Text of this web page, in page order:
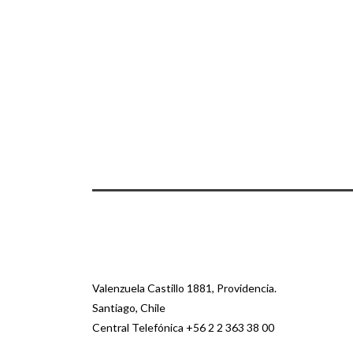
Valenzuela Castillo 1881, Providencia.
Santiago, Chile
Central Telefónica +56 2 2 363 38 00